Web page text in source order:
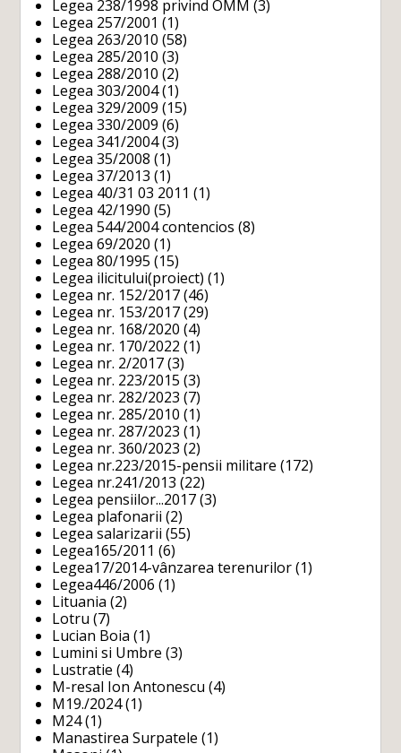
Legea 238/1998 privind OMM (3)
Legea 257/2001 (1)
Legea 263/2010 (58)
Legea 285/2010 (3)
Legea 288/2010 (2)
Legea 303/2004(1)
Legea 329/2009 (15)
Legea 330/2009 (6)
Legea 341/2004(3)
Legea 35/2008 (1)
Legea 37/2013 (1)
Legea 40/31 03 2011 (1)
Legea 42/1990 (5)
Legea 544/2004 contencios (8)
Legea 69/2020 (1)
Legea 80/1995 (15)
Legea ilicitului(proiect) (1)
Legea nr. 152/2017 (46)
Legea nr. 153/2017 (29)
Legea nr. 168/2020 (4)
Legea nr. 170/2022 (1)
Legea nr. 2/2017 (3)
Legea nr. 223/2015 (3)
Legea nr. 282/2023 (7)
Legea nr. 285/2010 (1)
Legea nr. 287/2023 (1)
Legea nr. 360/2023 (2)
Legea nr.223/2015-pensii militare (172)
Legea nr.241/2013 (22)
Legea pensiilor...2017 (3)
Legea plafonarii (2)
Legea salarizarii (55)
Legea165/2011 (6)
Legea17/2014-vânzarea terenurilor (1)
Legea446/2006 (1)
Lituania (2)
Lotru (7)
Lucian Boia (1)
Lumini si Umbre (3)
Lustratie (4)
M-resal Ion Antonescu (4)
M19./2024(1)
M24(1)
Manastirea Surpatele (1)